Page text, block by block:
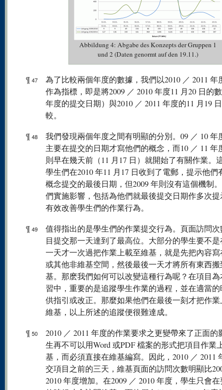
Abbildung 4: Abgabe des Konzepts der Gruppen 1
und 2 (Daten genormt auf den 19.11.)
¶ 47
為了比較兩個年度的數據，我們以2010 ／ 2011 年
作為指標，即是將2009 ／ 2010 年度11 月20 日的
年度的提交日期）與2010 ／ 2011 年度的11 月19
較。
¶ 48
我們發現兩個年度之間有明顯的分別。09 ／ 10 年
主要在提交的日期才寫他們的概念，而10 ／ 11 年
則早在幾天前（11 月17 日）就開始了有關作業。
學生們在2010 年11 月17 日收到了電郵，提示他們
概念提交的最後日期，但2009 年則沒有這個機制
們實施影響，包括為他們就最後提交日期作多次
有效改善學生們的作業行為。
¶ 49
值得指出的是學生們的作業提交行為。頁面訪問
目提交那一天達到了最高位。大部分的學生要不
一天才一次過把作業上載至維基，就是先把內容
或其他非維基空間，然後最後一天才將所有東西搬
基。那麽我們如何可以改變這種行為呢？在項目
習中，重要的是追蹤學生作業的過程，並在適當
供指引或改正。那麼如果他們在最後一刻才把作
維基，以上所述的追蹤便很難達成。
¶ 50
2010 ／ 2011 年度的作業要求之更變帶來了正面的
生再不可以用Word 或PDF 檔案的形式把項目作業
基，而必須直接在維基編寫。因此，2010 ／ 2011
交項目之前的三天，維基頁面的訪問次數明顯比
2010 年度增加。在2009 ／ 2010 年度，學生只會